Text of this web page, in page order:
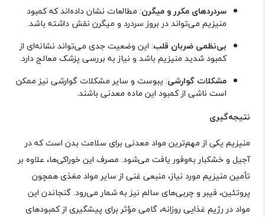
سردردهای مکرر و میگرن: مطالعات نشان داده‌اند که کمبود
منیزیم می‌تواند در بروز سردرد و میگرن نقش داشته باشد.
بی‌نظمی ضربان قلب: این وضعیت جدی می‌تواند نشانه‌ای از
کمبود شدید منیزیم باشد و نیاز به بررسی پزشک معالج دارد.
مشکلات گوارشی: یبوست و سایر مشکلات گوارشی نیز ممکن
است ناشی از کمبود این ماده معدنی باشند.
نتیجه‌گیری
منیزیم یکی از مهم‌ترین مواد معدنی برای سلامت بدن است که در
آجیل و خشکبار به‌وفور یافت می‌شود. مصرف این خوراکی‌ها، علاوه بر
تأمین منیزیم مورد نیاز، منبعی غنی از سایر مواد مغذی همچون
پروتئین، فیبر و چربی‌های سالم نیز به شمار می‌رود. گنجاندن این
مواد در رژیم غذایی روزانه، گامی مؤثر برای پیشگیری از کمبودهای